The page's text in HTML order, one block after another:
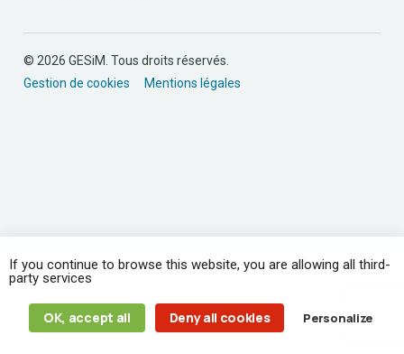
© 2026 GESiM. Tous droits réservés.
Gestion de cookies
Mentions légales
If you continue to browse this website, you are allowing all third-
party services
OK, accept all Deny all cookies Personalize